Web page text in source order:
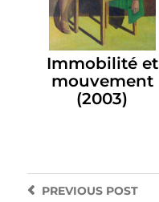
Immobilité et
mouvement
(2003)
PREVIOUSPOST